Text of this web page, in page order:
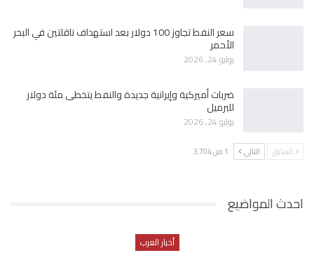
سعر النفط تجاوز 100 دولار بعد استهداف ناقلتين في البحر
الأحمر
يوليو 24, 2026
ضربات أميركية وإيرانية جديدة والنفط يتخطى مئة دولار
للبرميل
يوليو 24, 2026
السابق التالي 1 من 3٬704
احدث المواضيع
أخبار العرب